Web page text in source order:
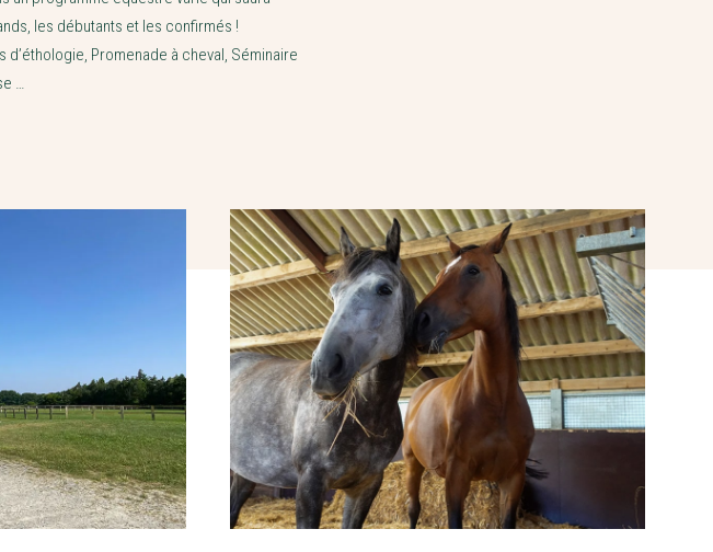
les débutants et les confirmés !
d’éthologie, Promenade à cheval, Séminaire
…